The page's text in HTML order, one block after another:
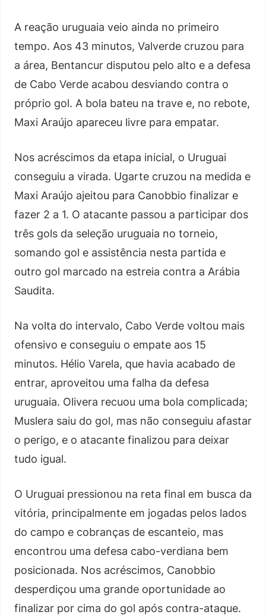
A reação uruguaia veio ainda no primeiro
tempo. Aos 43 minutos, Valverde cruzou para
a área, Bentancur disputou pelo alto e a defesa
de Cabo Verde acabou desviando contra o
próprio gol. A bola bateu na trave e, no rebote,
Maxi Araújo apareceu livre para empatar.
Nos acréscimos da etapa inicial, o Uruguai
conseguiu a virada. Ugarte cruzou na medida e
Maxi Araújo ajeitou para Canobbio finalizar e
fazer 2 a 1. O atacante passou a participar dos
três gols da seleção uruguaia no torneio,
somando gol e assistência nesta partida e
outro gol marcado na estreia contra a Arábia
Saudita.
Na volta do intervalo, Cabo Verde voltou mais
ofensivo e conseguiu o empate aos 15
minutos. Hélio Varela, que havia acabado de
entrar, aproveitou uma falha da defesa
uruguaia. Olivera recuou uma bola complicada;
Muslera saiu do gol, mas não conseguiu afastar
o perigo, e o atacante finalizou para deixar
tudo igual.
O Uruguai pressionou na reta final em busca da
vitória, principalmente em jogadas pelos lados
do campo e cobranças de escanteio, mas
encontrou uma defesa cabo-verdiana bem
posicionada. Nos acréscimos, Canobbio
desperdiçou uma grande oportunidade ao
finalizar por cima do gol após contra-ataque.